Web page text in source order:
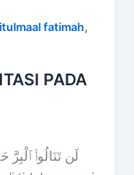
fatimah,
PADA
لَن تَنَالُوا۟